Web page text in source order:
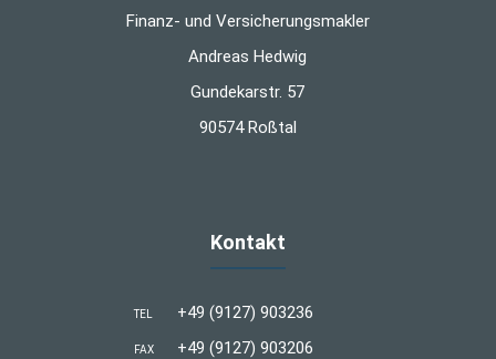
Finanz- und Versicherungsmakler
Andreas Hedwig
Gundekarstr. 57
90574 Roßtal
Kontakt
TEL +49 (9127) 903236
FAX +49 (9127) 903206